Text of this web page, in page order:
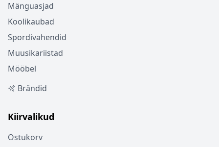
Mänguasjad
Koolikaubad
Spordivahendid
Muusikariistad
Mööbel
Brändid
Kiirvalikud
Ostukorv